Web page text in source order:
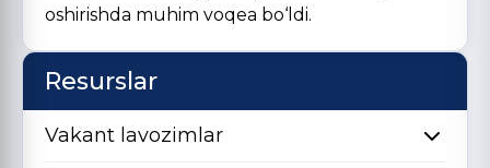
oshirishda muhim voqea bo‘ldi.
Resurslar
Vakant lavozimlar